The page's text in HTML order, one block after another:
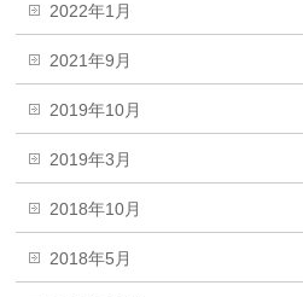
2022年1月
2021年9月
2019年10月
2019年3月
2018年10月
2018年5月